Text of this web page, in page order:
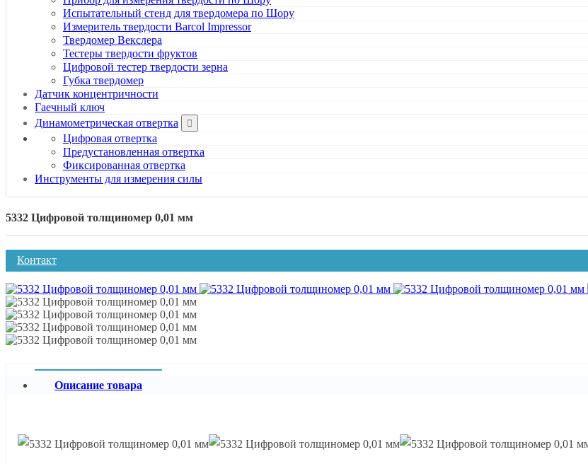
Испытательный стенд для твердомера по Шору
Измеритель твердости Barcol Impressor
Твердомер Векслера
Тестеры твердости фруктов
Цифровой тестер твердости зерна
Губка твердомер
Датчик концентричности
Гаечный ключ
Динамометрическая отвертка
Цифровая отвертка
Предустановленная отвертка
Фиксированная отвертка
Инструменты для измерения силы
5332 Цифровой толщиномер 0,01 мм
Контакт
Описание товара